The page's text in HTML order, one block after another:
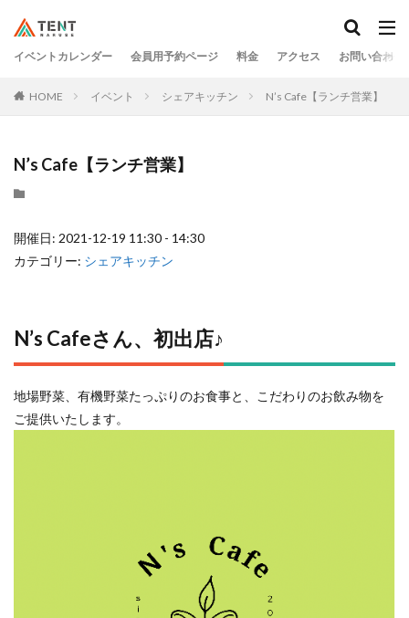
イベントカレンダー 会員用予約ページ 料金 アクセス お問い合わせ
HOME イベント シェアキッチン N’s Cafe【ランチ営業】
N’s Cafe【ランチ営業】
開催日: 2021-12-19 11:30 - 14:30
カテゴリー: シェアキッチン
N’s Cafeさん、初出店♪
地場野菜、有機野菜たっぷりのお食事と、こだわりのお飲み物を
ご提供いたします。